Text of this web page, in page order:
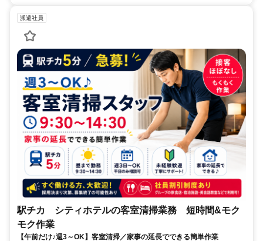
派遣社員
駅チカ シティホテルの客室清掃業務 短時間&モク
モク作業
【午前だけ♪週3～OK】客室清掃／家事の延長でできる簡単作業